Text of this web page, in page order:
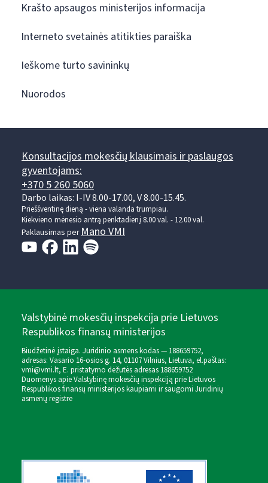
Krašto apsaugos ministerijos informacija
Interneto svetainės atitikties paraiška
Ieškome turto savininkų
Nuorodos
Konsultacijos mokesčių klausimais ir paslaugos
gyventojams:
+370 5 260 5060
Darbo laikas: I-IV 8.00-17.00, V 8.00-15.45.
Prieššventinę dieną - viena valanda trumpiau.
Kiekvieno mėnesio antrą penktadienį 8.00 val. - 12.00 val.
Paklausimas perMano VMI
Valstybinė mokesčių inspekcija prie Lietuvos
Respublikos finansų ministerijos
Biudžetinė įstaiga. Juridinio asmens kodas — 188659752,
adresas: Vasario 16-osios g. 14, 01107 Vilnius, Lietuva, el.paštas:
vmi@vmi.lt, E. pristatymo dėžutės adresas 188659752
Duomenys apie Valstybinę mokesčių inspekciją prie Lietuvos
Respublikos finansų ministerijos kaupiami ir saugomi Juridinių
asmenų registre